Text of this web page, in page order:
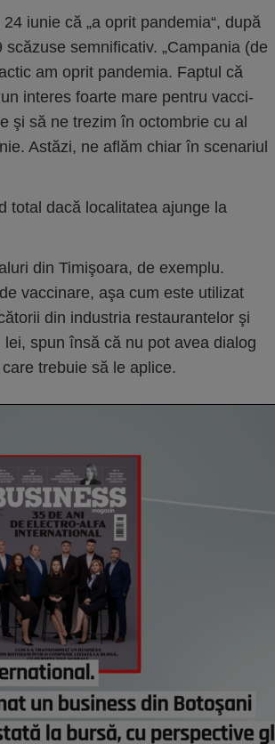
iu­nie că „a oprit pandemia“, după
sem­ni­ficativ. „Campania (de
am oprit pandemia. Faptul că
interes foarte mare pentru vac­ci­
şi să ne trezim în octombrie cu al
Astăzi, ne aflăm chiar în scenariul
to­tal dacă localitatea ajunge la
din Ti­mişoara, de exemplu.
vaccinare, aşa cum este utilizat
din industria restauran­te­lor şi
spun însă că nu pot avea dialog
trebuie să le aplice.